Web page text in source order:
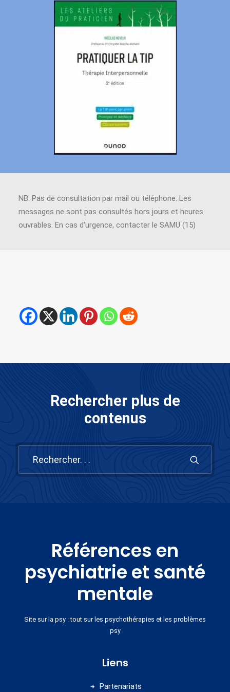
NB: Pas de consultation par mail ou téléphone. Les
messages ne sont pas consultés hors jours et heures
ouvrables. En cas d’urgence, contacter le SAMU (15)
Rechercher plus de
contenus
Références en
psychiatrie et santé
mentale
Site sur la psy : tout sur les psychothérapies et les problèmes
psy
Liens
Partenariats